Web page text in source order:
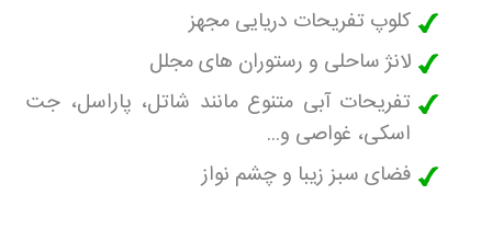
کلوپ تفریحات دریایی مجهز
لانژ ساحلی و رستوران های مجلل
تفریحات آبی متنوع مانند شاتل، پاراسل، جت
اسکی، غواصی و...
فضای سبز زیبا و چشم نواز